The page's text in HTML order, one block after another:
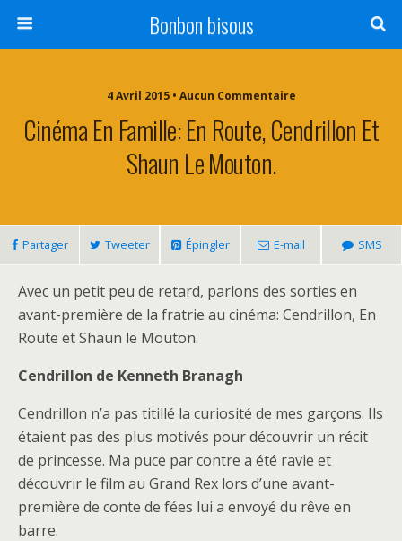
Bonbon bisous
4 Avril 2015 • Aucun Commentaire
Cinéma En Famille: En Route, Cendrillon Et
Shaun Le Mouton.
Partager Tweeter Épingler E-mail SMS
Avec un petit peu de retard, parlons des sorties en
avant-première de la fratrie au cinéma: Cendrillon, En
Route et Shaun le Mouton.
Cendrillon de Kenneth Branagh
Cendrillon n’a pas titillé la curiosité de mes garçons. Ils
étaient pas des plus motivés pour découvrir un récit
de princesse. Ma puce par contre a été ravie et
découvrir le film au Grand Rex lors d’une avant-
première de conte de fées lui a envoyé du rêve en
barre.